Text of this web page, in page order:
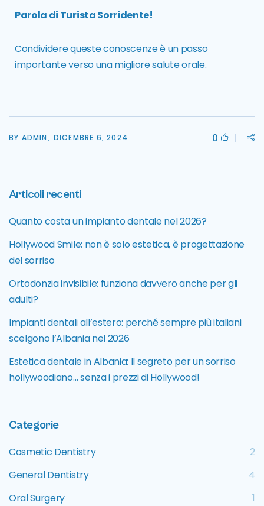
Parola di Turista Sorridente!
Condividere queste conoscenze è un passo
importante verso una migliore salute orale.
BY ADMIN, DICEMBRE 6, 2024 0
Articoli recenti
Quanto costa un impianto dentale nel 2026?
Hollywood Smile: non è solo estetica, è progettazione
del sorriso
Ortodonzia invisibile: funziona davvero anche per gli
adulti?
Impianti dentali all’estero: perché sempre più italiani
scelgono l’Albania nel 2026
Estetica dentale in Albania: Il segreto per un sorriso
hollywoodiano… senza i prezzi di Hollywood!
Categorie
Cosmetic Dentistry
2
General Dentistry
4
Oral Surgery
1